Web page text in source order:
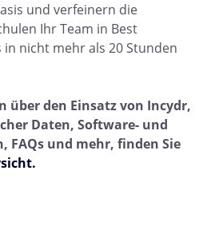
und verfeinern die
Ihr Team in Best
in nicht mehr als 20 Stunden
über den Einsatz von Incydr,
Daten, Software- und
FAQs und mehr, finden Sie